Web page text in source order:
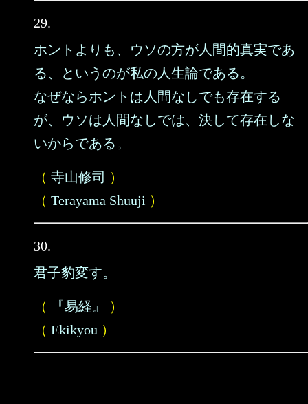
29.
ホントよりも、ウソの方が人間的真実であ
る、というのが私の人生論である。
なぜならホントは人間なしでも存在する
が、ウソは人間なしでは、決して存在しな
いからである。
（ 寺山修司 ）
（ Terayama Shuuji ）
30.
君子豹変す。
（ 『易経』
）
（ Ekikyou ）